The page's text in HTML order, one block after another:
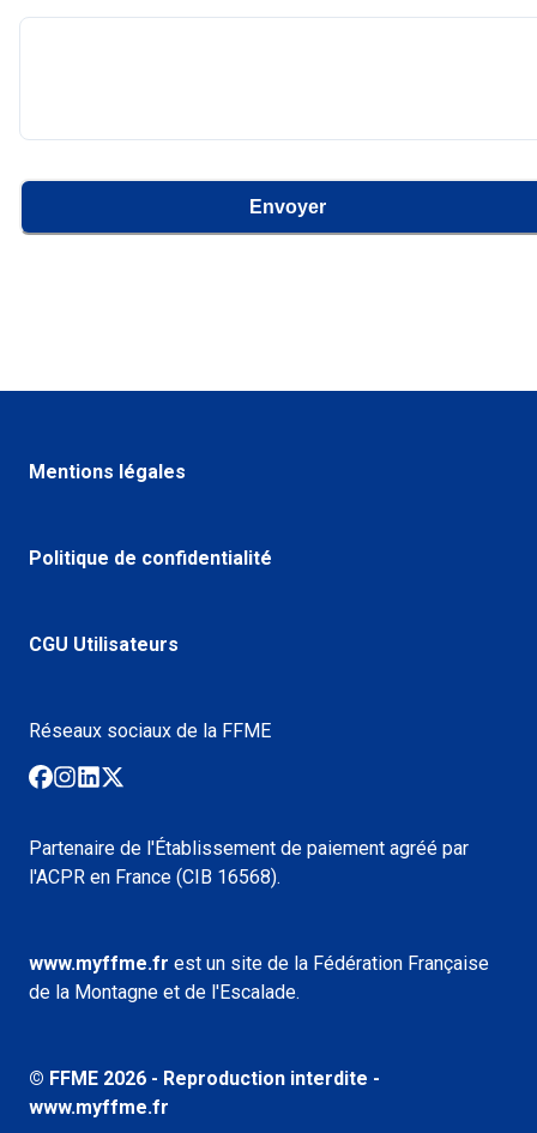
Envoyer
Mentions légales
Politique de confidentialité
CGU Utilisateurs
Partenaire de l'Établissement de paiement agréé par
l'ACPR en France (CIB 16568).
www.myffme.fr est un site de la Fédération Française
de la Montagne et de l'Escalade.
Réseaux sociaux de la FFME
© FFME 2026 - Reproduction interdite -
www.myffme.fr